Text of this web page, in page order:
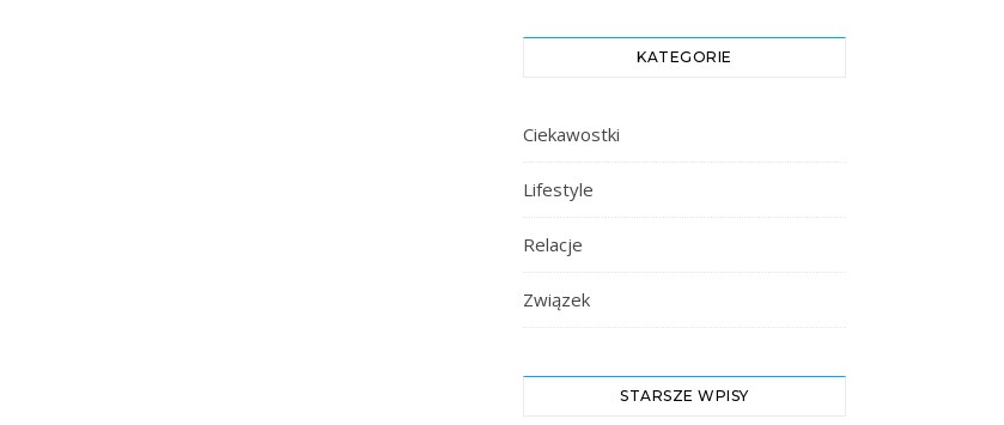
KATEGORIE
Ciekawostki
Lifestyle
Relacje
Związek
STARSZE WPISY